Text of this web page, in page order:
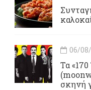
06/
Τα
σκηνή